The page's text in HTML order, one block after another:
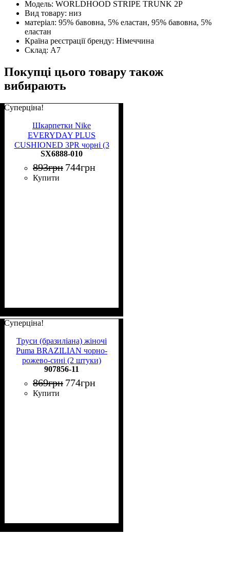
Модель: WORLDHOOD STRIPE TRUNK 2P
Вид товару: низ
матеріал: 95% бавовна, 5% еластан, 95% бавовна, 5%
еластан
Країна реєстрації бренду: Німеччина
Склад: А7
Покупці цього товару також
вибирають
Суперціна!
Шкарпетки Nike
EVERYDAY PLUS
CUSHIONED 3PR чорні (3
пари) SX6888-010
SX6888-010
893грн 744грн
Купити
Суперціна!
Труси (бразиліана) жіночі
Puma BRAZILIAN чорно-
рожево-сині (2 штуки)
907856-11
907856-11
869грн 774грн
Купити